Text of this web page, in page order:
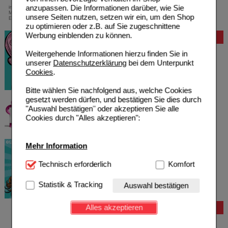
anzupassen. Die Informationen darüber, wie Sie
unsere Seiten nutzen, setzen wir ein, um den Shop
zu optimieren oder z.B. auf Sie zugeschnittene
Werbung einblenden zu können.
Weitergehende Informationen hierzu finden Sie in
unserer Datenschutzerklärungbei dem Unterpunkt
Cookies.
Bitte wählen Sie nachfolgend aus, welche Cookies
gesetzt werden dürfen, und bestätigen Sie dies durch
"Auswahl bestätigen" oder akzeptieren Sie alle
Cookies durch "Alles akzeptieren":
Mehr Information
Technisch Notwendig:Hierbei handelt es sich um
Website notwendig sind (z.B. Navigation, Warenkorb,
Kundenkonto), weshalb auf diese nicht verzichtet
werden kann.
Technisch erforderlich Komfort
Statistik & Tracking Auswahl bestätigen
Alles akzeptieren
innerhalb Deutschlands bei einem
Mindestbestellwert von 13,99 Euro oder bei
Einsendung eines Kassenrezeptes
Bewertung
Bestellung